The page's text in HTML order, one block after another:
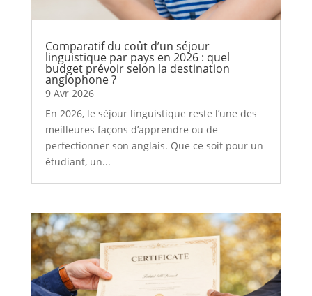
Comparatif du coût d’un séjour
linguistique par pays en 2026 : quel
budget prévoir selon la destination
anglophone ?
9 Avr 2026
En 2026, le séjour linguistique reste l’une des
meilleures façons d’apprendre ou de
perfectionner son anglais. Que ce soit pour un
étudiant, un...